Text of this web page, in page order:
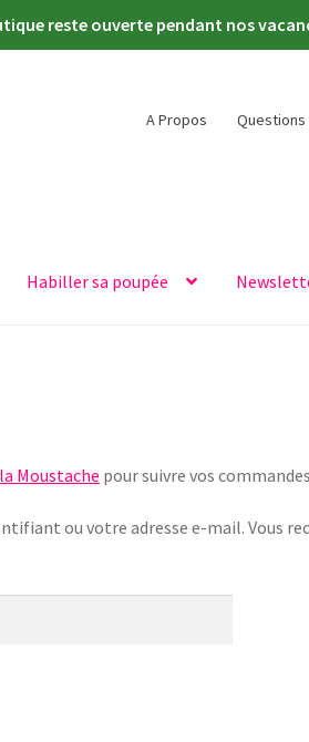
reste ouverte pendant nos
A Propos
Habiller sa poupée
Moustache pour suivre vos
ou votre adresse e-mail. Vous